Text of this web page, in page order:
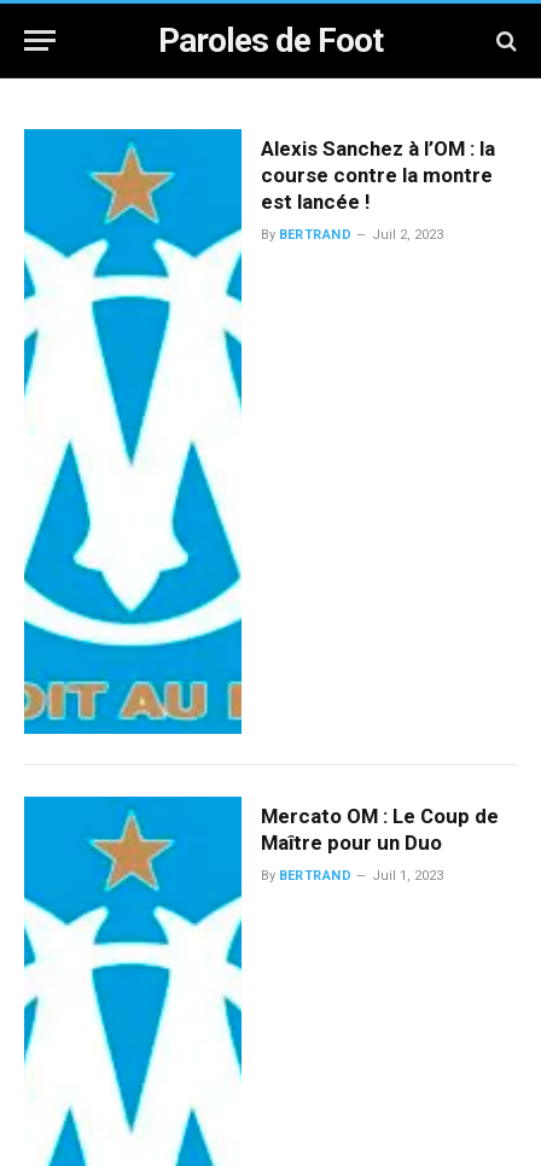
Paroles de Foot
Alexis Sanchez à l’OM : la
course contre la montre
est lancée !
By BERTRAND Juil 2, 2023
Mercato OM : Le Coup de
Maître pour un Duo
By BERTRAND Juil 1, 2023